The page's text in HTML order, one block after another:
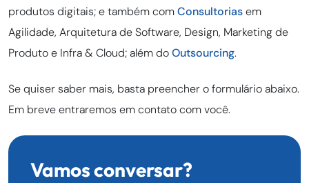
produtos digitais; e também comConsultoriasem
Agilidade, Arquitetura de Software, Design, Marketing de
Produto e Infra & Cloud; além doOutsourcing.
Se quiser saber mais, basta preencher o formulário abaixo.
Em breve entraremos em contato com você.
Vamos conversar?